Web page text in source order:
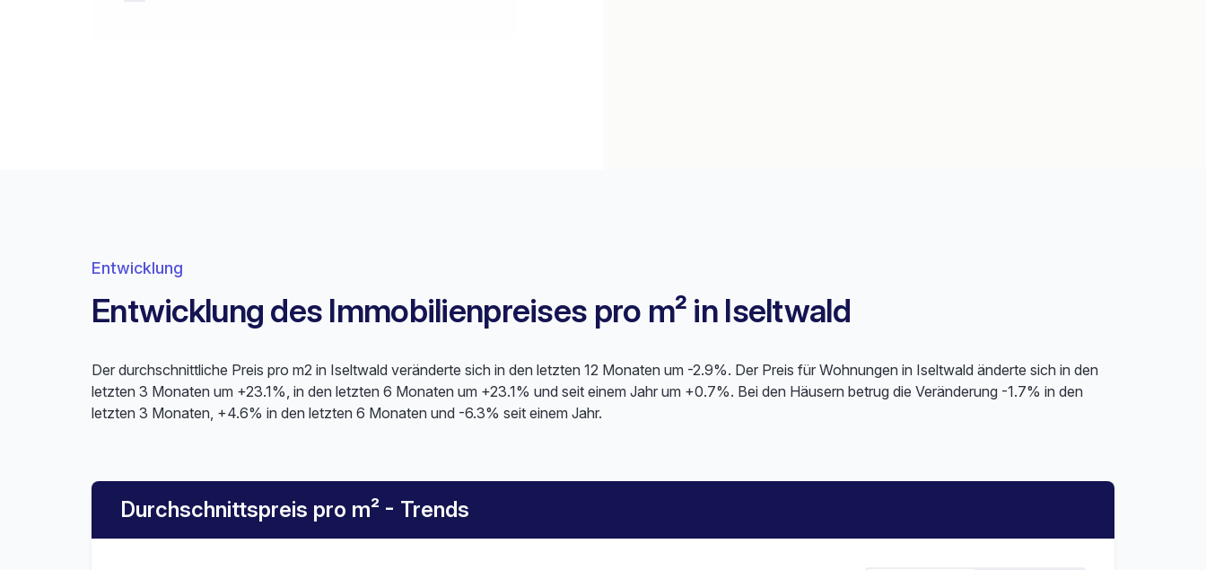
Entwicklung
Entwicklung des Immobilienpreises pro m² in Iseltwald
Der durchschnittliche Preis pro m2 in Iseltwald veränderte sich in den letzten 12 Monaten um -2.9%. Der Preis für Wohnungen in Iseltwald änderte sich in den
letzten 3 Monaten um +23.1%, in den letzten 6 Monaten um +23.1% und seit einem Jahr um +0.7%. Bei den Häusern betrug die Veränderung -1.7% in den
letzten 3 Monaten, +4.6% in den letzten 6 Monaten und -6.3% seit einem Jahr.
Durchschnittspreis pro m² - Trends